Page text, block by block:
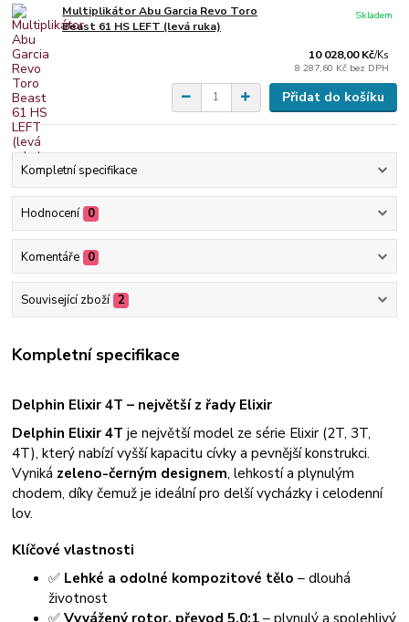
Multiplikátor Abu Garcia Revo Toro
Beast 61 HS LEFT (levá ruka)
10 028,00 Kč/Ks
8 287,60 Kč bez DPH
Skladem
Přidat do košíku
Kompletní specifikace
Hodnocení 0
Komentáře 0
Související zboží 2
Kompletní specifikace
Delphin Elixir 4T – největší z řady Elixir
Delphin Elixir 4T je největší model ze série Elixir (2T, 3T,
4T), který nabízí vyšší kapacitu cívky a pevnější konstrukci.
Vyniká zeleno-černým designem, lehkostí a plynulým
chodem, díky čemuž je ideální pro delší vycházky i celodenní
lov.
Klíčové vlastnosti
✅ Lehké a odolné kompozitové tělo – dlouhá
životnost
✅Vyvážený rotor, převod 5.0:1– plynulý a spolehlivý